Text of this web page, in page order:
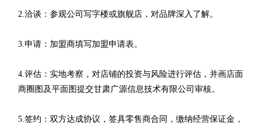
2.洽谈：参观公司写字楼或旗舰店，对品牌深入了解。
3.申请：加盟商填写加盟申请表。
4.评估：实地考察，对店铺的投资与风险进行评估，并画店面
商圈图及平面图提交甘肃广源信息技术有限公司审核。
5.签约：双方达成协议，签具零售商合同，缴纳经营保证金，